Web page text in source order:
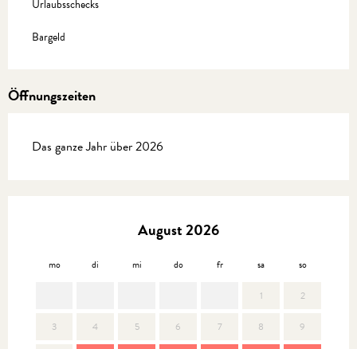
Urlaubsschecks
Bargeld
Öffnungszeiten
Das ganze Jahr über 2026
August 2026
mo di mi do fr sa so
1 2
3 4 5 6 7 8 9